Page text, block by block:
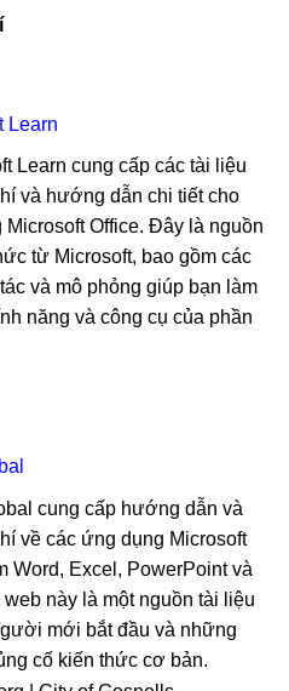
Learn
Learn cung cấp các tài liệu
và hướng dẫn chi tiết cho
Office. Đây là nguồn
từ Microsoft, bao gồm các
và mô phỏng giúp bạn làm
năng và công cụ của phần
cung cấp hướng dẫn và
về các ứng dụng Microsoft
Word, Excel, PowerPoint và
này là một nguồn tài liệu
mới bắt đầu và những
cố kiến thức cơ bản.